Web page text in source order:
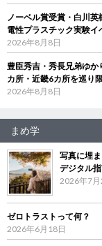
ノーベル賞受賞・白川
電性プラスチック実験イ
2026年8月8日
豊臣秀吉・秀長兄弟ゆ
カ所・近畿6カ所を巡り
2026年8月8日
まめ学
写真に埋
デジタル指
2026年7月
ゼロトラストって何？
2026年6月18日